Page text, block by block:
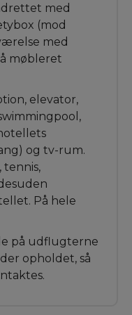
med
(mod
med
møbleret
elevator,
og tv-rum.
tennis,
På hele
på udflugterne
opholdet, så